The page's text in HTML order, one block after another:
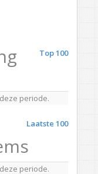
Top 100
periode.
Laatste 100
periode.